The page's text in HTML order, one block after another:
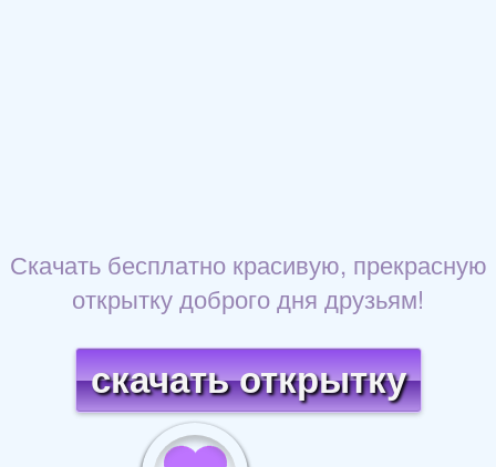
Скачать бесплатно красивую, прекрасную
открытку доброго дня друзьям!
скачать открытку